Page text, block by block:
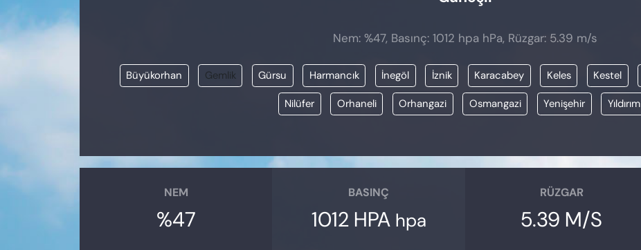
Nem: %47, Basınç: 1012 hpa hPa, Rüzgar: 5.39 m/s
Büyükorhan Gemlik Gürsu Harmancık İnegöl İznik Karacabey Keles Kestel
Nilüfer Orhaneli Orhangazi Osmangazi Yenişehir Yıldırım
NEM
%47
BASINÇ
1012 HPA hpa
RÜZGAR
5.39 M/S